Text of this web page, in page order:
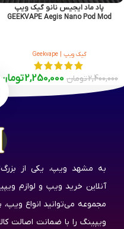
پاد ماد ایجیس نانو گیک ویپ
GEEKVAPE Aegis Nano Pod Mod
گیک ویپ | Geekvape
2,400,000تومان 2,250,000تومان
به مشهد ویپ، یکی از
آنلاین خرید ویپ و لوازم
مجموعه می‌توانید انواع
ویپینگ را با ضمانت اصالت